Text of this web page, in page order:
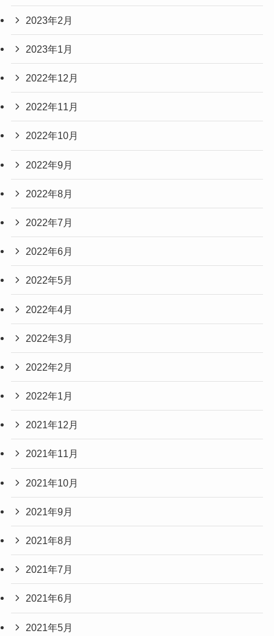
2023年2月
2023年1月
2022年12月
2022年11月
2022年10月
2022年9月
2022年8月
2022年7月
2022年6月
2022年5月
2022年4月
2022年3月
2022年2月
2022年1月
2021年12月
2021年11月
2021年10月
2021年9月
2021年8月
2021年7月
2021年6月
2021年5月